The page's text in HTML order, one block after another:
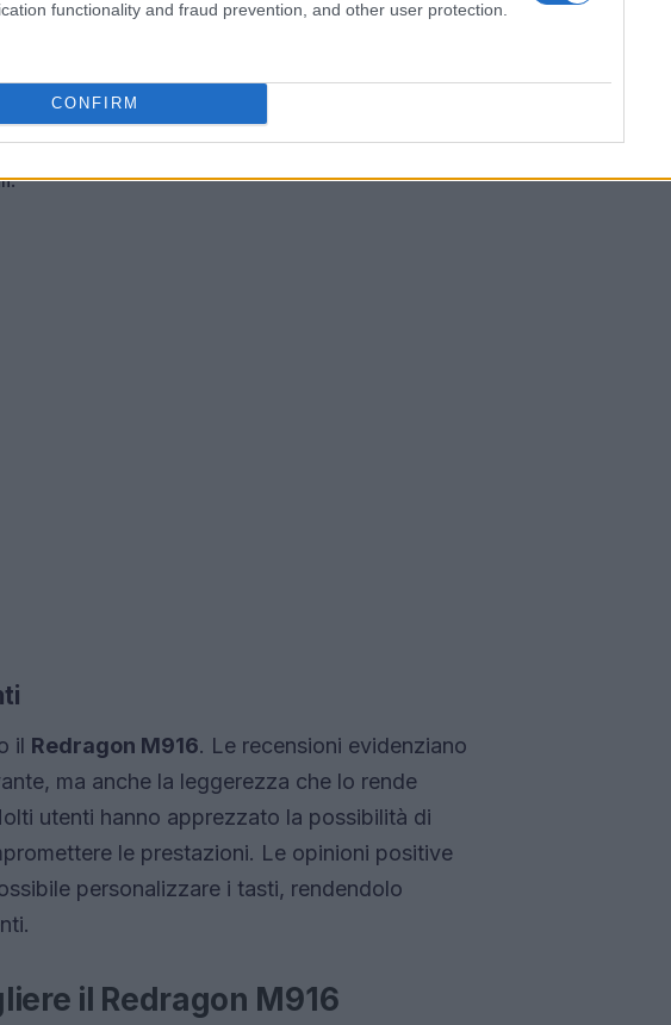
functionality and fraud prevention, and other user protection.
CONFIRM
I gamer possono utilizzare questo mouse
sua leggerezza è un ulteriore vantaggio,
la possibilità di utilizzare il mouse sia in
versatilità, adattandosi a diversi
il Redragon M916. Le recensioni evidenziano
ma anche la leggerezza che lo rende
utenti hanno apprezzato la possibilità di
le prestazioni. Le opinioni positive
personalizzare i tasti, rendendolo
il Redragon M916